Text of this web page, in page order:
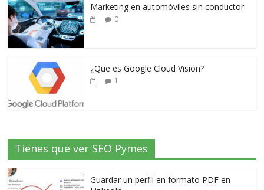
Marketing en automóviles sin conductor
0
¿Que es Google Cloud Vision?
1
Tienes que ver SEO Pymes
Guardar un perfil en formato PDF en